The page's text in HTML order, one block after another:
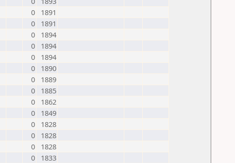
0
1891
0
1891
0
1894
0
1894
0
1894
0
1890
0
1889
0
1885
0
1862
0
1849
0
1828
0
1828
0
1828
0
1833